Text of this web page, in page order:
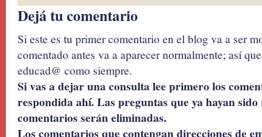
Dejá tu comentario
Si este es tu primer comentario en el blog va a ser
comentado antes va a aparecer normalmente; así
educad@ como siempre.
Si vas a dejar una consulta lee primero los
respondida ahí. Las preguntas que ya hayan
comentarios serán eliminadas.
Los comentarios que contengan direcciones de